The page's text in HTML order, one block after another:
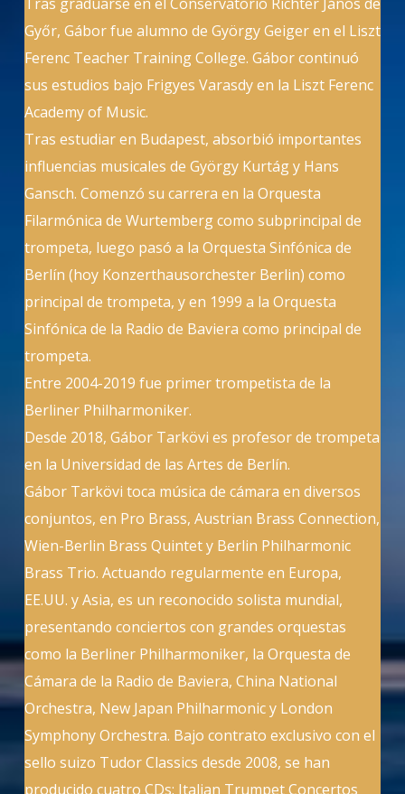
Győr, Gábor fue alumno de György Geiger en el Liszt
Ferenc Teacher Training College. Gábor continuó
sus estudios bajo Frigyes Varasdy en la Liszt Ferenc
Academy of Music.
Tras estudiar en Budapest, absorbió importantes
influencias musicales de György Kurtág y Hans
Gansch. Comenzó su carrera en la Orquesta
Filarmónica de Wurtemberg como subprincipal de
trompeta, luego pasó a la Orquesta Sinfónica de
Berlín (hoy Konzerthausorchester Berlin) como
principal de trompeta, y en 1999 a la Orquesta
Sinfónica de la Radio de Baviera como principal de
trompeta.
Entre 2004-2019 fue primer trompetista de la
Berliner Philharmoniker.
Desde 2018, Gábor Tarkövi es profesor de trompeta
en la Universidad de las Artes de Berlín.
Gábor Tarkövi toca música de cámara en diversos
conjuntos, en Pro Brass, Austrian Brass Connection,
Wien-Berlin Brass Quintet y Berlin Philharmonic
Brass Trio. Actuando regularmente en Europa,
EE.UU. y Asia, es un reconocido solista mundial,
presentando conciertos con grandes orquestas
como la Berliner Philharmoniker, la Orquesta de
Cámara de la Radio de Baviera, China National
Orchestra, New Japan Philharmonic y London
Symphony Orchestra. Bajo contrato exclusivo con el
sello suizo Tudor Classics desde 2008, se han
producido cuatro CDs: Italian Trumpet Concertos